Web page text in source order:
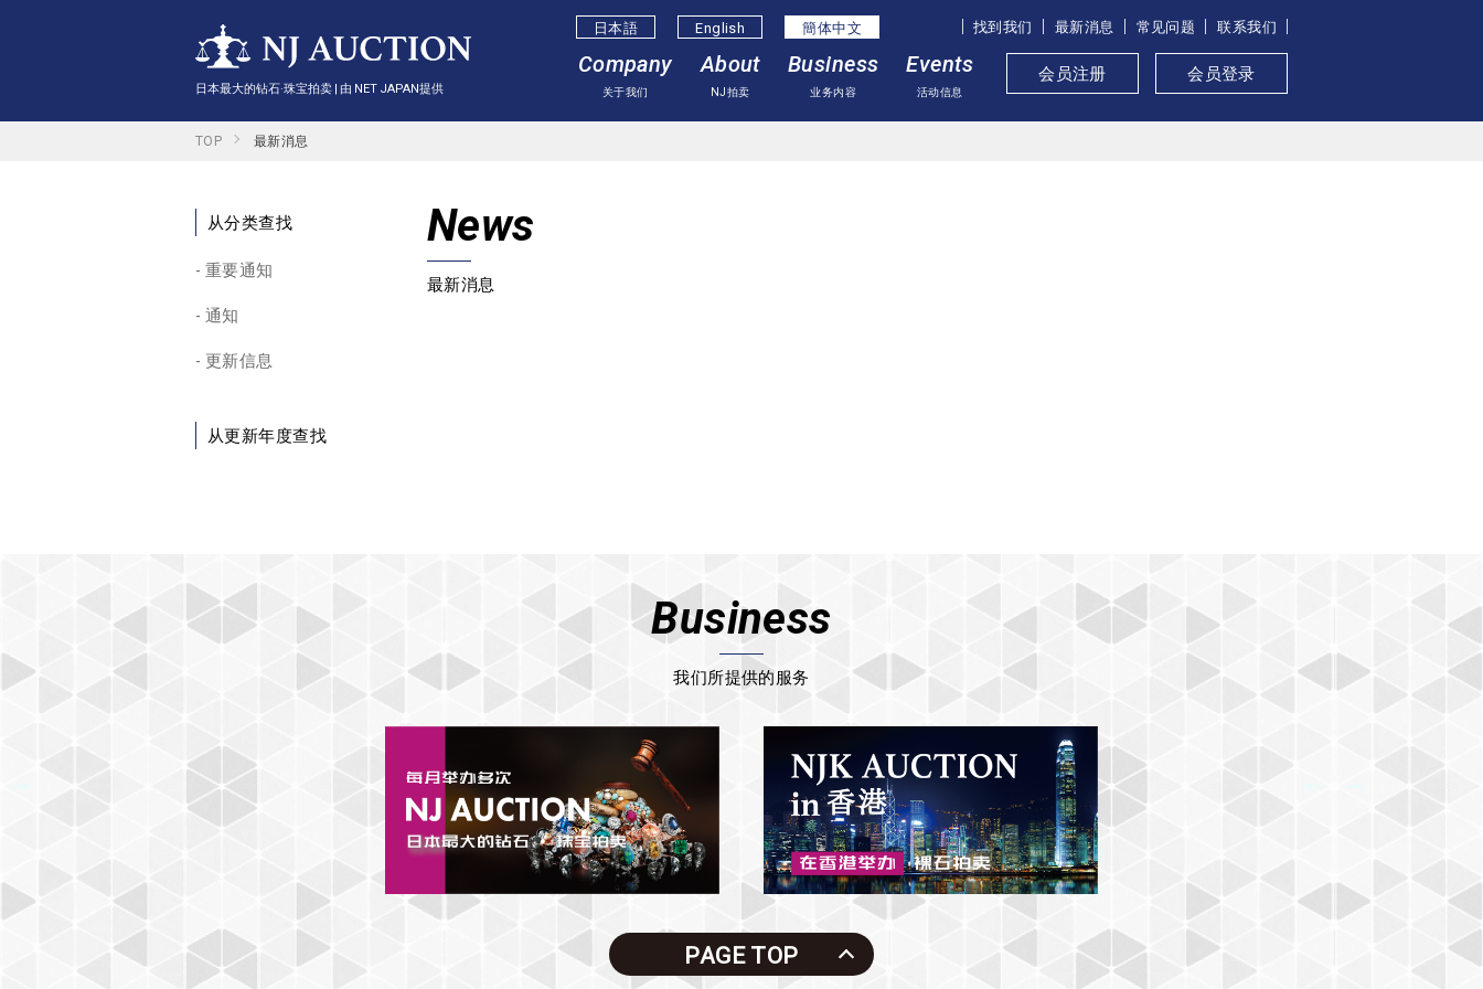
日本最大的钻石·珠宝拍卖 | 由 NET JAPAN提供
日本語 English 簡体中⽂
Company
关于我们
About
NJ拍卖
Business
业务内容
Events
活动信息
找到我们 最新消息 常见问题 联系我们
会员注册 会员登录
TOP 最新消息
News
最新消息
从分类查找
重要通知
通知
更新信息
从更新年度查找
Business
我们所提供的服务
PAGE TOP